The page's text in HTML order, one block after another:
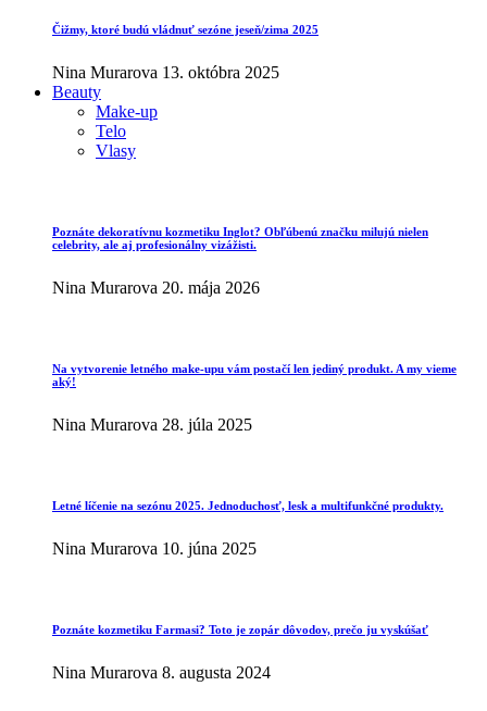
Čižmy, ktoré budú vládnuť sezóne jeseň/zima 2025
Nina Murarova 13. októbra 2025
Beauty
Make-up
Telo
Vlasy
Poznáte dekoratívnu kozmetiku Inglot? Obľúbenú značku milujú nielen
celebrity, ale aj profesionálny vizážisti.
Nina Murarova 20. mája 2026
Na vytvorenie letného make-upu vám postačí len jediný produkt. A my vieme
aký!
Nina Murarova 28. júla 2025
Letné líčenie na sezónu 2025. Jednoduchosť, lesk a multifunkčné produkty.
Nina Murarova 10. júna 2025
Poznáte kozmetiku Farmasi? Toto je zopár dôvodov, prečo ju vyskúšať
Nina Murarova 8. augusta 2024